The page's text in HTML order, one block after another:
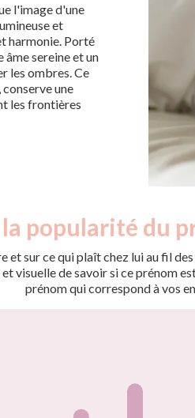
l'image d'une
et
harmonie. Porté
sereine et un
les ombres. Ce
une
les frontières
popularité du
et sur ce qui plaît chez lui au fil
visuelle de savoir si ce prénom
prénom qui correspond à vos